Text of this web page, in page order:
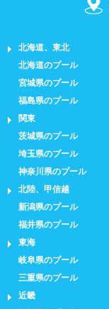
北海道、東北
北海道のプール
宮城県のプール
福島県のプール
関東
茨城県のプール
埼玉県のプール
神奈川県のプール
北陸、甲信越
新潟県のプール
福井県のプール
東海
岐阜県のプール
三重県のプール
近畿